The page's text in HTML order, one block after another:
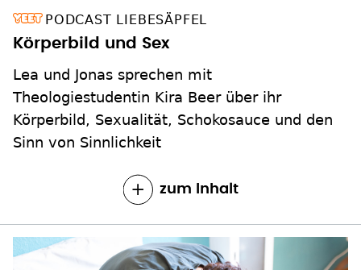
PODCAST LIEBESÄPFEL
Körperbild und Sex
Lea und Jonas sprechen mit
Theologiestudentin Kira Beer über ihr
Körperbild, Sexualität, Schokosauce und den
Sinn von Sinnlichkeit
zum Inhalt